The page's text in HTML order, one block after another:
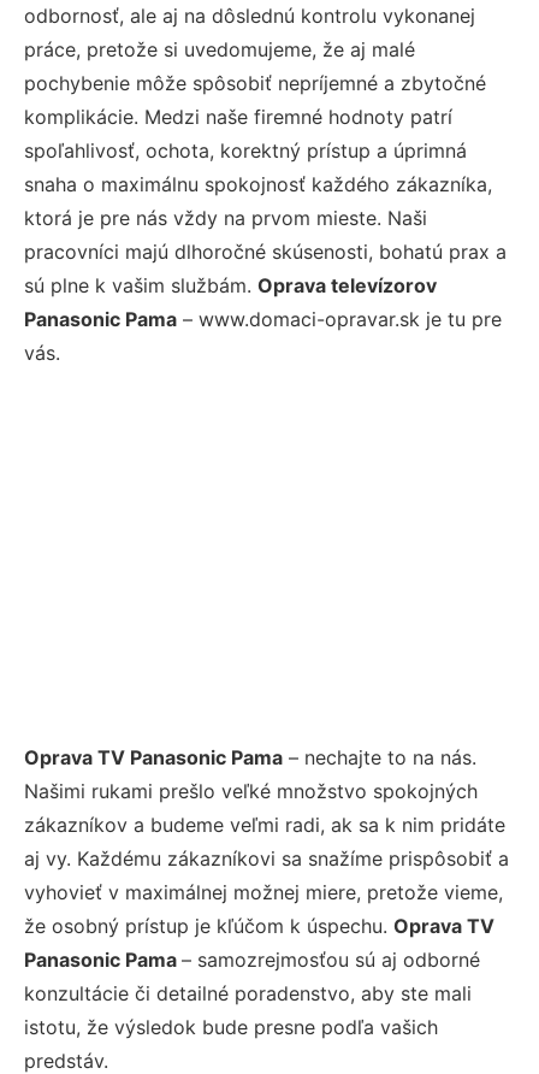
odbornosť, ale aj na dôslednú kontrolu vykonanej
práce, pretože si uvedomujeme, že aj malé
pochybenie môže spôsobiť nepríjemné a zbytočné
komplikácie. Medzi naše firemné hodnoty patrí
spoľahlivosť, ochota, korektný prístup a úprimná
snaha o maximálnu spokojnosť každého zákazníka,
ktorá je pre nás vždy na prvom mieste. Naši
pracovníci majú dlhoročné skúsenosti, bohatú prax a
sú plne k vašim službám. Oprava televízorov
Panasonic Pama – www.domaci-opravar.sk je tu pre
vás.
Oprava TV Panasonic Pama – nechajte to na nás.
Našimi rukami prešlo veľké množstvo spokojných
zákazníkov a budeme veľmi radi, ak sa k nim pridáte
aj vy. Každému zákazníkovi sa snažíme prispôsobiť a
vyhovieť v maximálnej možnej miere, pretože vieme,
že osobný prístup je kľúčom k úspechu. Oprava TV
Panasonic Pama – samozrejmosťou sú aj odborné
konzultácie či detailné poradenstvo, aby ste mali
istotu, že výsledok bude presne podľa vašich
predstáv.